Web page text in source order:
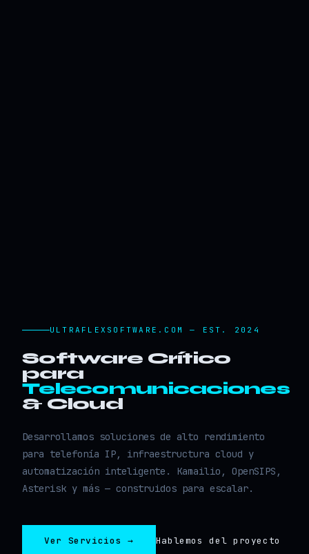
ULTRAFLEXSOFTWARE.COM — EST. 2024
Software Crítico
para
Telecomunicaciones
& Cloud
Desarrollamos soluciones de alto rendimiento
para telefonía IP, infraestructura cloud y
automatización inteligente. Kamailio, OpenSIPS,
Asterisk y más — construidos para escalar.
Ver Servicios → Hablemos del proyecto